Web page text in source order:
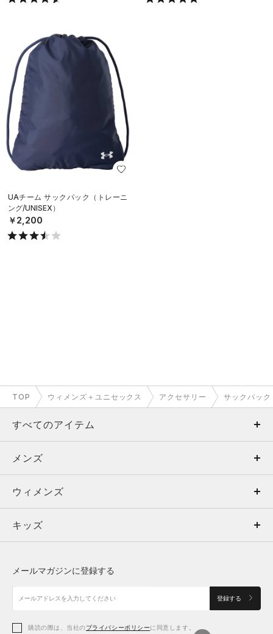
UAチーム サックパック（トレーニ
ング/UNISEX）
￥2,200
TOP ウィメンズ＋ユニセックス アクセサリー サックパッ
すべてのアイテム
メンズ
ウィメンズ
キッズ
アクセサリー
メンズ
トップス
ボトムス
アクセサリー
ウィメンズ
トップス
シューズ
アクセサリー
キッズ
シューズ
メールマガジンに登録する
登録する
購読の際は、当社のプライバシーポリシーに同意します。